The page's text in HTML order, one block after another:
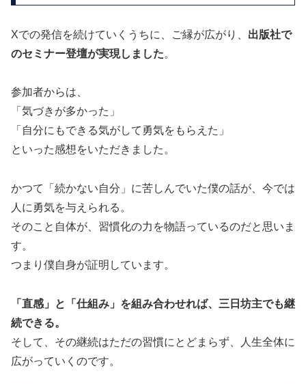
Xでの発信を続けていくうちに、ご縁が広がり、 出版社で
のセミナー登壇が実現しました。
参加者からは、
「気づきが多かった」
「自分にもできる気がして勇気をもらえた」
といった感想をいただきました。
かつて「続かない自分」に苦しんでいた僕の話が、今では
人に勇気を与えられる。
そのこと自体が、習慣化の力を物語っているのだと思いま
す。
つまり僕自身が証明しています。
「直感」と「仕組み」を組み合わせれば、三日坊主でも継
続できる。
そして、その継続はただの習慣にとどまらず、人生全体に
広がっていくのです。